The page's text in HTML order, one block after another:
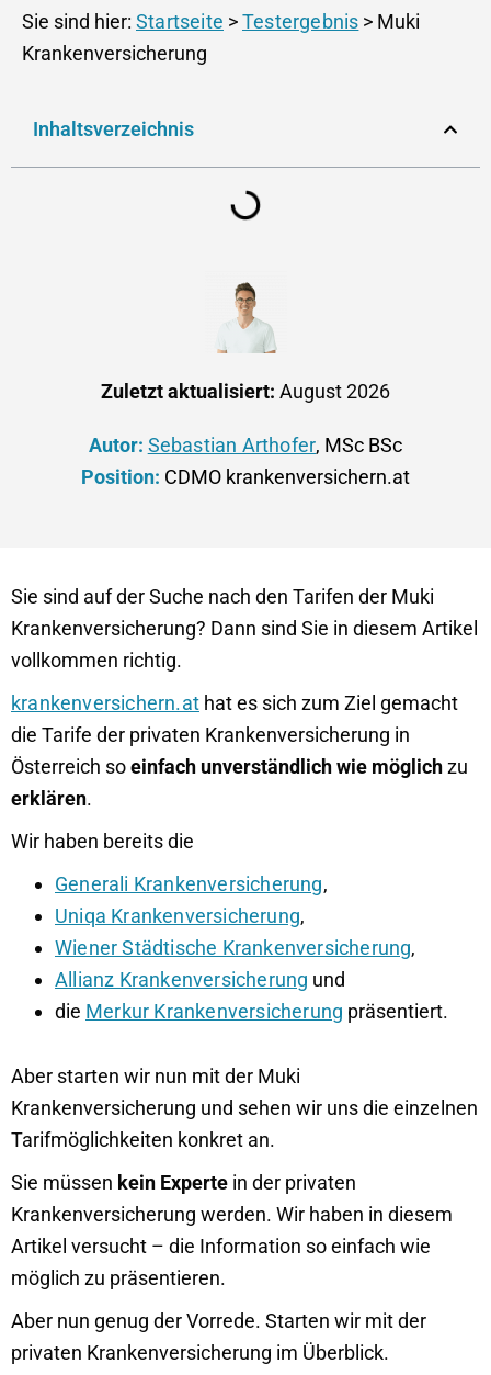
Sie sind hier: Startseite >Testergebnis > Muki
Krankenversicherung
Inhaltsverzeichnis
Zuletzt aktualisiert: August 2026
Autor: Sebastian Arthofer, MSc BSc
Position: CDMO krankenversichern.at
Sie sind auf der Suche nach den Tarifen der Muki
Krankenversicherung? Dann sind Sie in diesem Artikel
vollkommen richtig.
krankenversichern.at hat es sich zum Ziel gemacht
die Tarife der privaten Krankenversicherung in
Österreich soeinfach unverständlich wie möglichzu
erklären.
Wir haben bereits die
Generali Krankenversicherung,
Uniqa Krankenversicherung,
Wiener Städtische Krankenversicherung,
Allianz Krankenversicherung und
die Merkur Krankenversicherung präsentiert.
Aber starten wir nun mit der Muki
Krankenversicherung und sehen wir uns die einzelnen
Tarifmöglichkeiten konkret an.
Sie müssen kein Experte in der privaten
Krankenversicherung werden. Wir haben in diesem
Artikel versucht – die Information so einfach wie
möglich zu präsentieren.
Aber nun genug der Vorrede. Starten wir mit der
privaten Krankenversicherung im Überblick.